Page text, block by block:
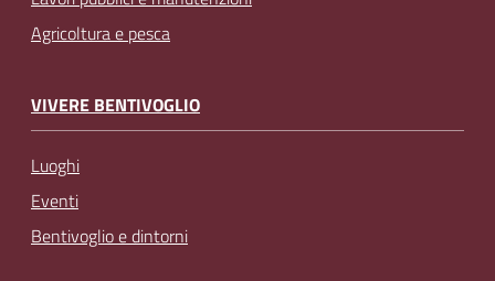
Agricoltura e pesca
VIVERE BENTIVOGLIO
Luoghi
Eventi
Bentivoglio e dintorni